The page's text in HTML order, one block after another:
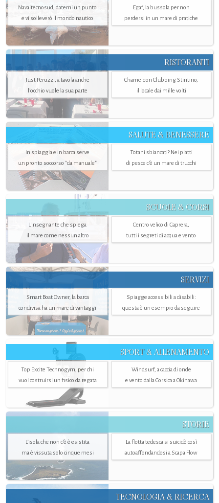
Navaltecnosud, datemi un punto
e vi solleverò il mondo nautico
Egaf, la bussola per non
perdersi in un mare di pratiche
RISTORANTI
Just Peruzzi, a tavola anche
l’occhio vuole la sua parte
Chameleon Clubbing Stintino,
il locale dai mille volti
SALUTE & BENESSERE
In spiaggia e in barca serve
un pronto soccorso "da manuale"
Totani sbiancati? Nei piatti
di pesce c'è un mare di trucchi
SCUOLE & CORSI
L'insegnante che spiega
il mare come nessun altro
Centro velico di Caprera,
tutti i segreti di acqua e vento
SERVIZI
Smart Boat Owner, la barca
condivisa ha un mare di vantaggi
Spiagge accessibili a disabili:
questa è un esempio da seguire
SPORT & ALLENAMENTO
Top Excite Technogym, per chi
vuol costruirsi un fisico da regata
Windsurf, a caccia di onde
e vento dalla Corsica a Okinawa
STORIE
L’isola che non c'è è esistita
ma è vissuta solo cinque mesi
La flotta tedesca si suicidò così
autoaffondandosi a Scapa Flow
TECNOLOGIA & RICERCA